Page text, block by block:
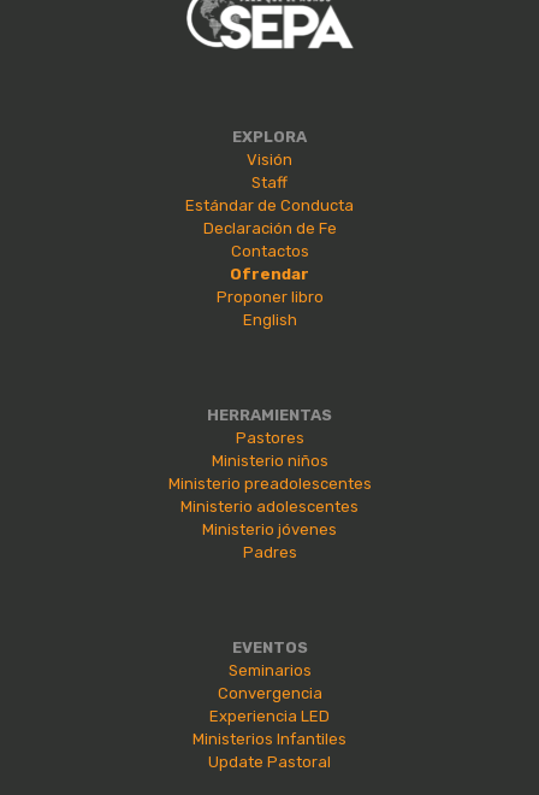
EXPLORA
Visión
Staff
Estándar de Conducta
Declaración de Fe
Contactos
Ofrendar
Proponer libro
English
HERRAMIENTAS
Pastores
Ministerio niños
Ministerio preadolescentes
Ministerio adolescentes
Ministerio jóvenes
Padres
EVENTOS
Seminarios
Convergencia
Experiencia LED
Ministerios Infantiles
Update Pastoral